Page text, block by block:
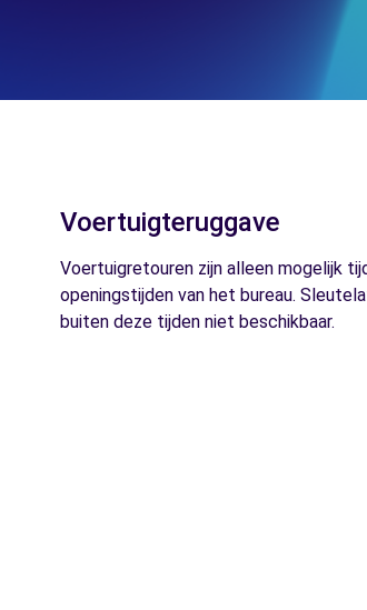
Voertuigteruggave
Voertuigretouren zijn alleen mogelijk
openingstijden van het bureau.
buiten deze tijden niet beschikbaar.